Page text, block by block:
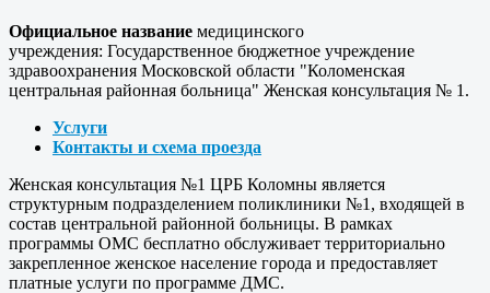
Официальное название медицинского
учреждения: Государственное бюджетное учреждение
здравоохранения Московской области "Коломенская
центральная районная больница" Женская консультация № 1.
Услуги
Контакты и схема проезда
Женская консультация №1 ЦРБ Коломны является
структурным подразделением поликлиники №1, входящей в
состав центральной районной больницы. В рамках
программы ОМС бесплатно обслуживает территориально
закрепленное женское население города и предоставляет
платные услуги по программе ДМС.